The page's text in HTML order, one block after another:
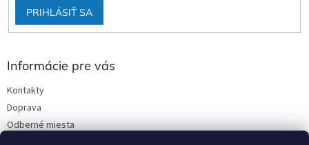
PRIHLÁSIŤ SA
Informácie pre vás
Kontakty
Doprava
Odberné miesta